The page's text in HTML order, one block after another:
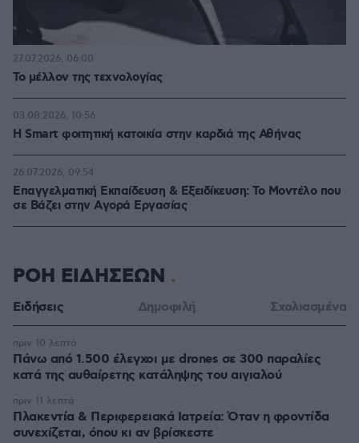
Το μέλλον της τεχνολογίας
27.07.2026, 06:00
Η Smart φοιτητική κατοικία στην καρδιά της Αθήνας
03.08.2026, 10:56
Επαγγελματική Εκπαίδευση & Εξειδίκευση: Το Mοντέλο που
σε Bάζει στην Aγορά Eργασίας
26.07.2026, 09:54
ΡΟΗ ΕΙΔΗΣΕΩΝ
Ειδήσεις Δημοφιλή Σχολιασμένα
Πάνω από 1.500 έλεγχοι με drones σε 300 παραλίες
κατά της αυθαίρετης κατάληψης του αιγιαλού
πριν 10 λεπτά
Πλακεντία & Περιφερειακά Ιατρεία: Όταν η φροντίδα
συνεχίζεται, όπου κι αν βρίσκεστε
πριν 11 λεπτά